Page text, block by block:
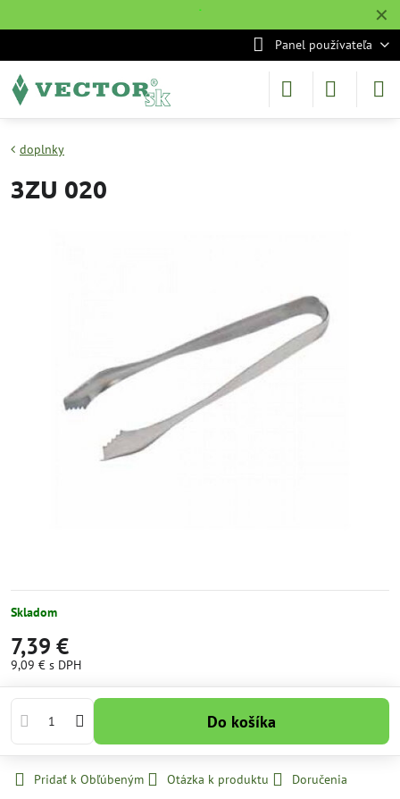
✕
˙
Panel používateľa
doplnky
3ZU 020
Skladom
7,39 €
9,09 € s DPH
Do košíka
Pridať k Obľúbeným Otázka k produktu
Doručenia